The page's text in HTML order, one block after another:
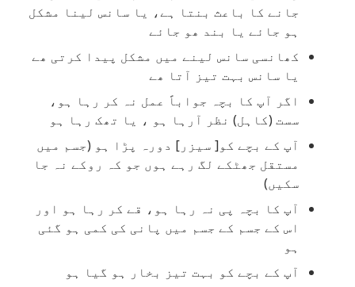
جانے کا باعث بنتا ہے، یا سانس لینا مشکل
ہو جائے یا بند ھو جائے
کھانسی سانس لینے میں مشکل پیدا کرتی ھے
یا سانس بہت تیز آتا ھے
اگر آپ کا بچہ جواباً عمل نہ کر رہا ہو،
سست (کاہل) نظر آرہا ہو ، یا تھک رہا ہو
آپ کے بچے کو[ سیزر] دورہ پڑا ہو (جسم میں
مستقل جھٹکے لگ رہے ہوں جو کہ روکے نہ جا
سکیں)
آپ کا بچہ پی نہ رہا ہو، قے کر رہا ہو اور
اس کے جسم کے جسم میں پانی کی کمی ہو گئی
ہو
آپ کے بچے کو بہت تیز بخار ہو گیا ہو